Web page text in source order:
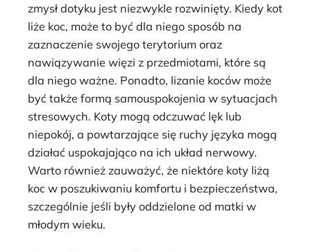
zmysł dotyku jest niezwykle rozwinięty. Kiedy kot
liże koc, może to być dla niego sposób na
zaznaczenie swojego terytorium oraz
nawiązywanie więzi z przedmiotami, które są
dla niego ważne. Ponadto, lizanie koców może
być także formą samouspokojenia w sytuacjach
stresowych. Koty mogą odczuwać lęk lub
niepokój, a powtarzające się ruchy języka mogą
działać uspokajająco na ich układ nerwowy.
Warto również zauważyć, że niektóre koty liżą
koc w poszukiwaniu komfortu i bezpieczeństwa,
szczególnie jeśli były oddzielone od matki w
młodym wieku.